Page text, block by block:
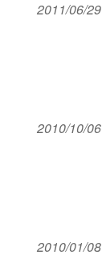
2011/06/29
2010/10/06
2010/01/08